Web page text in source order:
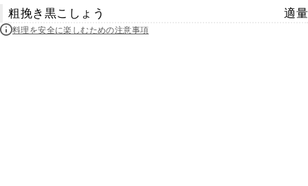
粗挽き黒こしょう
適量
料理を安全に楽しむための注意事項